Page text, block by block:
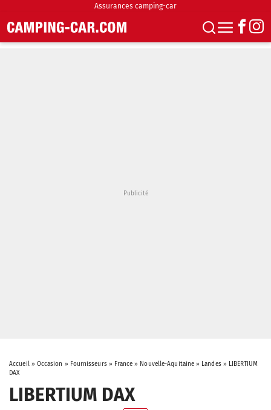
Assurances camping-car
Accueil» Occasion » Fournisseurs» France » Nouvelle-Aquitaine » Landes» LIBERTIUM
DAX
LIBERTIUM DAX